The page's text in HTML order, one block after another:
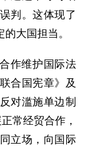
判。这体现了
大国担当。
作维护国际法
合国宪章》及
对滥施单边制
常经贸合作，
立场，向国际